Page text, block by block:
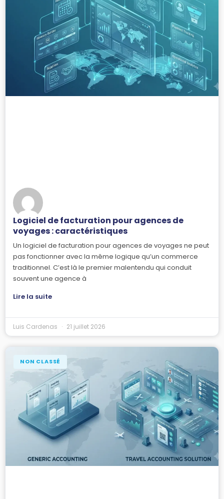
Logiciel de facturation pour agences de
voyages : caractéristiques
Un logiciel de facturation pour agences de voyages ne peut
pas fonctionner avec la même logique qu’un commerce
traditionnel. C’est là le premier malentendu qui conduit
souvent une agence à
Lire la suite
Luis Cardenas 21 juillet 2026
NON CLASSÉ